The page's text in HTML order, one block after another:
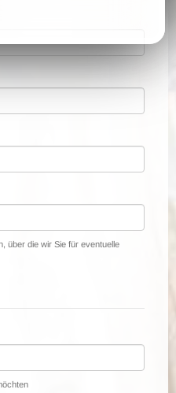
über die wir Sie für eventuelle